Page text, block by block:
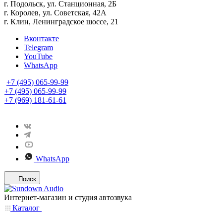
г. Подольск, ул. Станционная, 2Б
г. Королев, ул. Советская, 42А
г. Клин, Ленинградское шоссе, 21
Вконтакте
Telegram
YouTube
WhatsApp
+7 (495) 065-99-99
+7 (495) 065-99-99
+7 (969) 181-61-61
WhatsApp
Поиск
Интернет-магазин и студия автозвука
Каталог